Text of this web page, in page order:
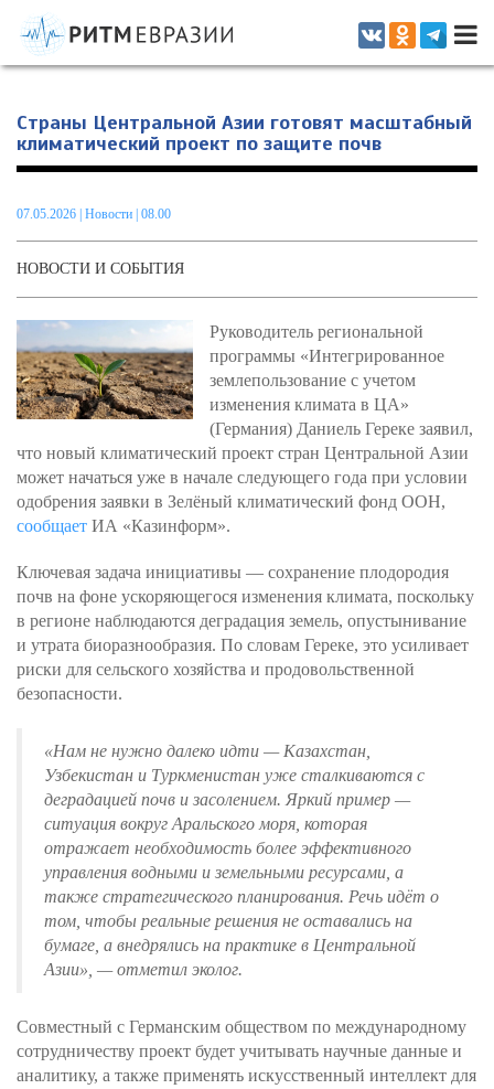
Информационно-аналитическое издание, посвященное актуальным
проблемам интеграции на постсоветском пространстве
Страны Центральной Азии готовят масштабный
климатический проект по защите почв
07.05.2026 Новости | 08.00
НОВОСТИ И СОБЫТИЯ
Руководитель региональной
программы «Интегрированное
землепользование с учетом
изменения климата в ЦА»
(Германия) Даниель Гереке заявил,
что новый климатический проект стран Центральной Азии
может начаться уже в начале следующего года при условии
одобрения заявки в Зелёный климатический фонд ООН,
сообщает ИА «Казинформ».
Ключевая задача инициативы — сохранение плодородия
почв на фоне ускоряющегося изменения климата, поскольку
в регионе наблюдаются деградация земель, опустынивание
и утрата биоразнообразия. По словам Гереке, это усиливает
риски для сельского хозяйства и продовольственной
безопасности.
«Нам не нужно далеко идти — Казахстан,
Узбекистан и Туркменистан уже сталкиваются с
деградацией почв и засолением. Яркий пример —
ситуация вокруг Аральского моря, которая
отражает необходимость более эффективного
управления водными и земельными ресурсами, а
также стратегического планирования. Речь идёт о
том, чтобы реальные решения не оставались на
бумаге, а внедрялись на практике в Центральной
Азии», — отметил эколог.
Совместный с Германским обществом по международному
сотрудничеству проект будет учитывать научные данные и
аналитику, а также применять искусственный интеллект для